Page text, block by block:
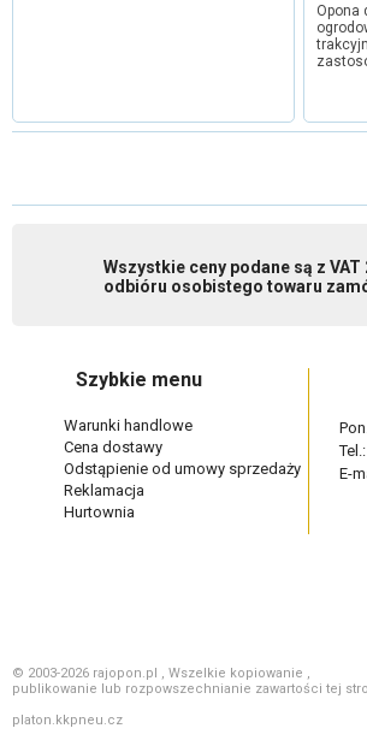
Opona
Wszystkie ceny podane są z
odbióru osobistego towaru
Szybkie menu
Warunki handlowe
Cena dostawy
Odstąpienie od umowy sprzedaży
Reklamacja
Hurtownia
E-
© 2003-2026 rajopon.pl , Wszelkie kopiowanie ,
publikowanie lub rozpowszechnianie zawartości tej
platon.kkpneu.cz